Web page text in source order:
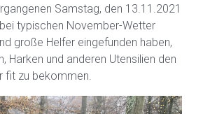
Samstag, den 13.11.2021
typischen November-Wetter
große Helfer eingefunden haben,
Harken und anderen Utensilien den
fit zu bekommen.